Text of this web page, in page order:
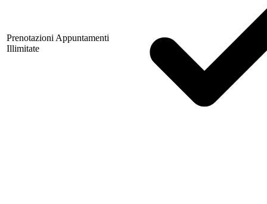
Prenotazioni Appuntamenti
Illimitate